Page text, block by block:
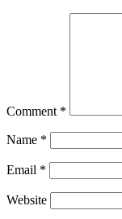
Comment *
Name *
Email *
Website